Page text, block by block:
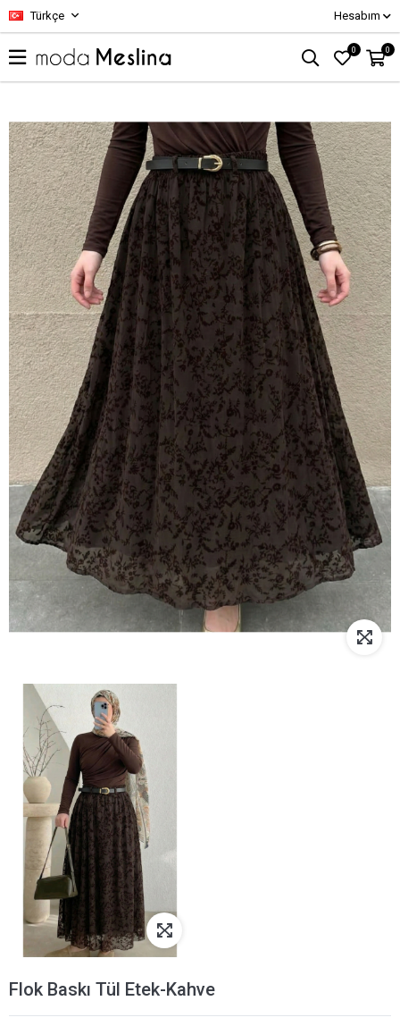
Türkçe Hesabım
0 0
Flok Baskı Tül Etek-Kahve